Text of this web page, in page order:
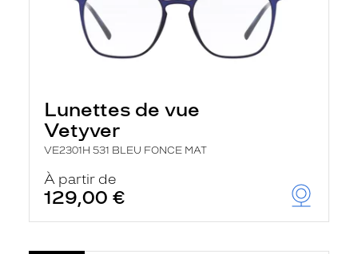
Lunettes de vue
Vetyver
VE2301H 531 BLEU FONCE MAT
À partir de
129,00 €